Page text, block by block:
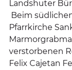
Landshuter
Beim
Pfarrkirche
verstorbenen
Felix Cajetan